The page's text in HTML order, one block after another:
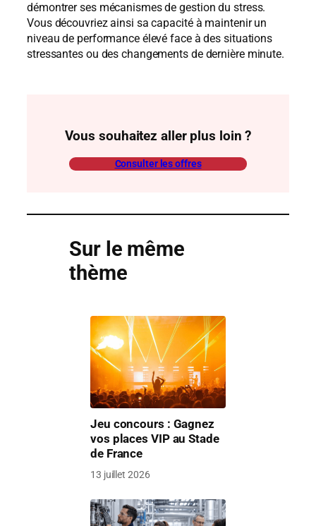
démontrer ses mécanismes de gestion du stress.
Vous découvriez ainsi sa capacité à maintenir un
niveau de performance élevé face à des situations
stressantes ou des changements de dernière minute.
Vous souhaitez aller plus loin ?
Consulter les offres
Sur le même
thème
Jeu concours : Gagnez
vos places VIP au Stade
de France
13 juillet 2026